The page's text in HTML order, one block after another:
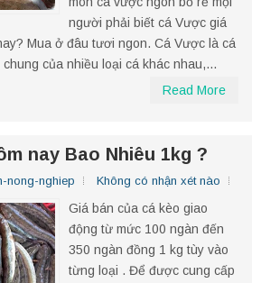
người phải biết cá Vược giá
Mua ở đâu tươi ngon. Cá Vược là cá
của nhiều loại cá khác nhau,...
Read More
nay Bao Nhiêu 1kg ?
nong-nghiep Không có nhận xét nào
Giá bán của cá kèo giao
động từ mức 100 ngàn đến
350 ngàn đồng 1 kg tùy vào
từng loại . Để được cung cấp